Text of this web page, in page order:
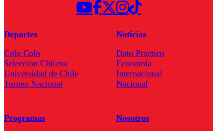
Deportes
Colo Colo
Seleccion Chilena
Universidad de Chile
Torneo Nacional
Noticias
Dato Practico
Economía
Internacional
Nacional
Programas
Nosotros